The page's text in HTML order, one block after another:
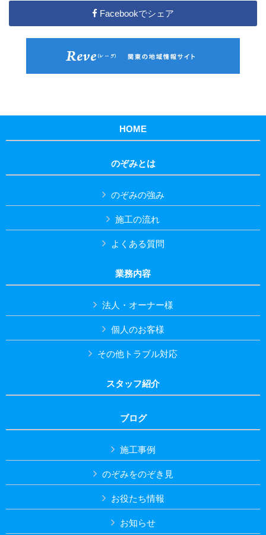
Facebookでシェア
HOME
のぞみとは
のぞみの強み
施工の流れ
よくある質問
業務内容
法人・オーナー様
個人のお客様
その他トラブル対応
スタッフ紹介
ブログ
施工事例
のぞみをのぞき見
お役たち情報
お知らせ